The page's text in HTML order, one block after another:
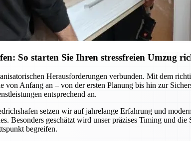
So starten Sie Ihren stressfreien Umzug
Herausforderungen verbunden. Mit dem
von Anfang an – von der ersten Planung bis hin zur
entsprechend an.
setzen wir auf jahrelange Erfahrung und
Besonders geschätzt wird unser präzises Timing und
begreifen.